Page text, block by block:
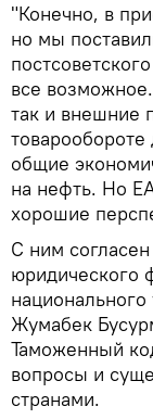
"Конечно, в
но мы
все
так и внешние
товарообороте
общие
на нефть. Но
хорошие
С ним
юридического
Жумабек
Таможенный
вопросы и
странами.